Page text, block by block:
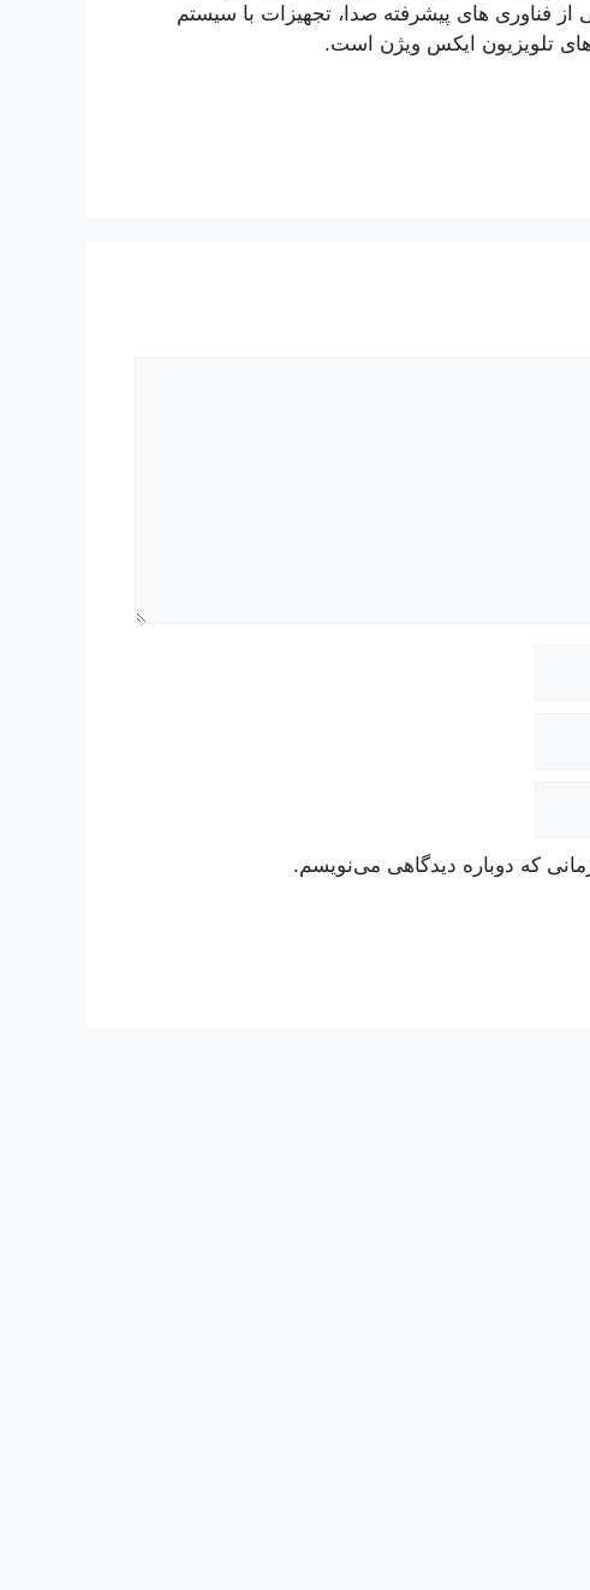
از فناوری های پیشرفته صدا، تجهیزات با سیستم
تلویزیون ایکس ویژن است.
که دوباره دیدگاهی می‌نویسم.